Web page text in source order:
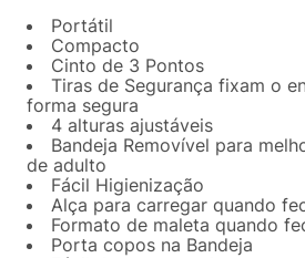
Portátil
Compacto
Cinto de 3 Pontos
Tiras de Segurança fixam o
forma segura
4 alturas ajustáveis
Bandeja Removível para
de adulto
Fácil Higienização
Alça para carregar quando
Formato de maleta quando
Porta copos na Bandeja